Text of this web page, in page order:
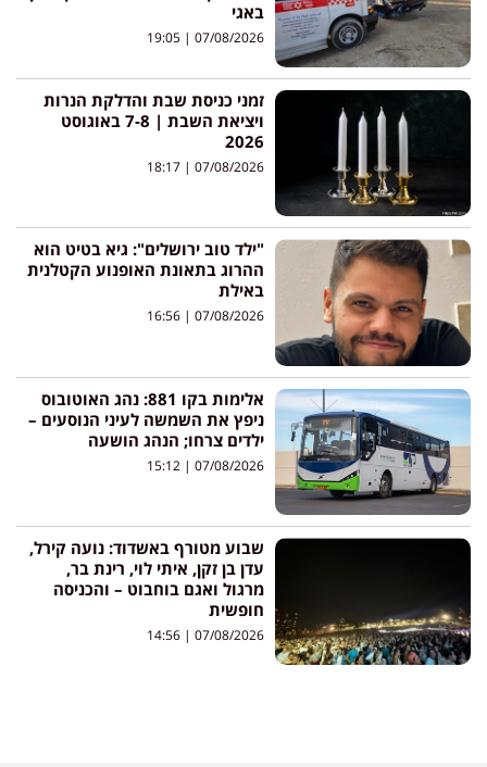
באגי
07/08/2026
זמני כניסת שבת והדלקת הנרות
ויציאת השבת | 7-8 באוגוסט
2026
07/08/2026
"ילד טוב ירושלים": גיא בטיט הוא
ההרוג בתאונת האופנוע הקטלנית
באילת
07/08/2026
אלימות בקו 881: נהג האוטובוס
ניפץ את השמשה לעיני הנוסעים –
ילדים צרחו; הנהג הושעה
07/08/2026
שבוע מטורף באשדוד: נועה קירל,
עדן בן זקן, איתי לוי, רינת בר,
מרגול ואגם בוחבוט – והכניסה
חופשית
07/08/2026